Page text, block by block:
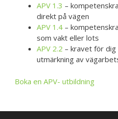
APV 1.3 –
direkt på vägen
APV 1.4 –
som vakt eller lots
APV 2.2 – kravet för
utmärkning av
Boka en APV- utbildning